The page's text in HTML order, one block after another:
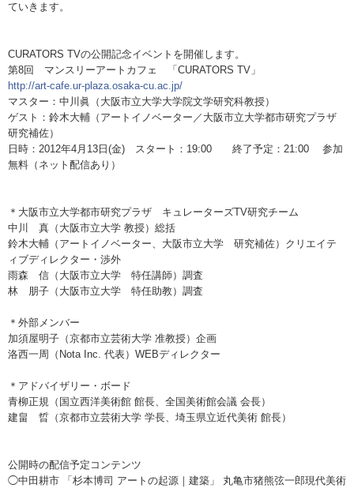
ていきます。
CURATORS TVの公開記念イベントを開催します。
第8回 マンスリーアートカフェ 「CURATORS TV」
http://art-cafe.ur-plaza.osaka-cu.ac.jp/
マスター：中川眞（大阪市立大学大学院文学研究科教授）
ゲスト：鈴木大輔（アートイノベーター／大阪市立大学都市研究プラザ
研究補佐）
日時：2012年4月13日(金) スタート：19:00 終了予定：21:00 参加
無料（ネット配信あり）
＊大阪市立大学都市研究プラザ キュレーターズTV研究チーム
中川 真（大阪市立大学 教授）総括
鈴木大輔（アートイノベーター、大阪市立大学 研究補佐）クリエイテ
ィブディレクター・渉外
雨森 信（大阪市立大学 特任講師）調査
林 朋子（大阪市立大学 特任助教）調査
＊外部メンバー
加須屋明子（京都市立芸術大学 准教授）企画
洛西一周（Nota Inc. 代表）WEBディレクター
＊アドバイザリー・ボード
青柳正規（国立西洋美術館 館長、全国美術館会議 会長）
建畠 晢（京都市立芸術大学 学長、埼玉県立近代美術 館長）
公開時の配信予定コンテンツ
◯中田耕市 「杉本博司 アートの起源｜建築」 丸亀市猪熊弦一郎現代美術